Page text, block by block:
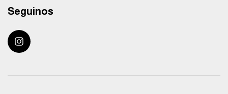
Seguinos